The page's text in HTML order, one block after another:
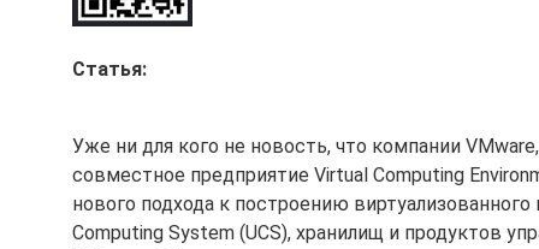
Статья:
Уже ни для кого не новость, что компании
совместное предприятие Virtual Computing
нового подхода к построению
Computing System (UCS), хранилищ и продуктов